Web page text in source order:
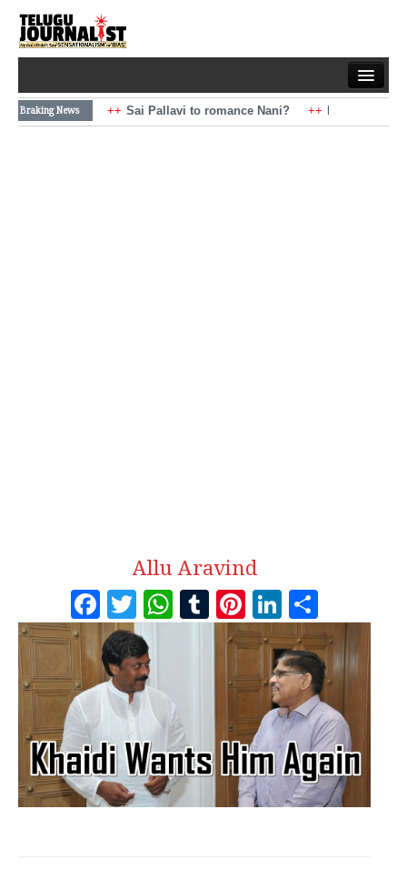
Home
Braking News Sai Pallavi to romance Nani?
Kiara Advani
Mohan Babu turns antagonist for Megastar?
Allu Aravind
Facebook
Twitter
WhatsApp
Tumblr
Pinterest